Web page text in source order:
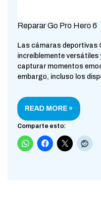
Reparar Go Pro Hero 6
Las cámaras deportivas
increíblemente
capturar momentos
embargo, incluso los
READ MORE »
Comparte esto: